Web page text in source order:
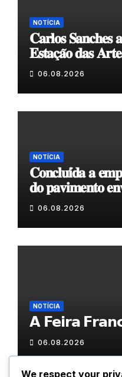
NOTÍCIA
𝐂𝐚𝐫𝐥𝐨𝐬 𝐒𝐚𝐧𝐜𝐡𝐞𝐬
𝐄𝐬𝐭𝐚𝐜̧𝐚̃𝐨 𝐝𝐚𝐬
06.08.2026
NOTÍCIA
𝐂𝐨𝐧𝐜𝐥𝐮𝐢́𝐝𝐚 𝐚
𝐝𝐨 𝐩𝐚𝐯𝐢𝐦𝐞𝐧𝐭𝐨
𝐂𝐨𝐯𝐚𝐬
06.08.2026
NOTÍCIA
𝗔 𝗙𝗲𝗶𝗿𝗮
06.08.2026
We respect your